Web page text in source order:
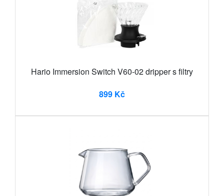
Hario Immersion Switch V60-02 dripper s filtry
899 Kč